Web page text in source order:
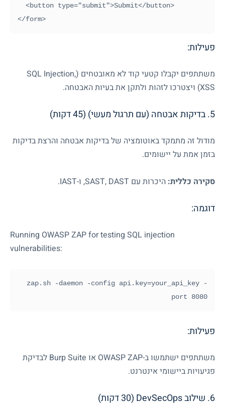
פעילות:
משתתפים יקבלו קטעי קוד לא מאובטחים (SQL Injection,
XSS) ויצטרכו לזהות ולתקן את בעיות האבטחה.
5. בדיקות אבטחה (עם תרגול מעשי) (45 דקות)
מודול זה מתמקד באוטומציה של בדיקות אבטחה והרצת בדיקות
בזמן אמת על יישומים.
סקירה כללית: היכרות עם SAST, DAST , ו-IAST
.
דוגמה:
Running OWASP ZAP for testing SQL injection
vulnerabilities:
zap.sh -daemon -config api.key=your_api_key -
port 8080
פעילות:
משתתפים ישתמשו ב-OWASP ZAP או Burp Suite לבדיקת
פגיעויות ביישומי אינטרנט.
6. שילוב DevSecOps (30 דקות)